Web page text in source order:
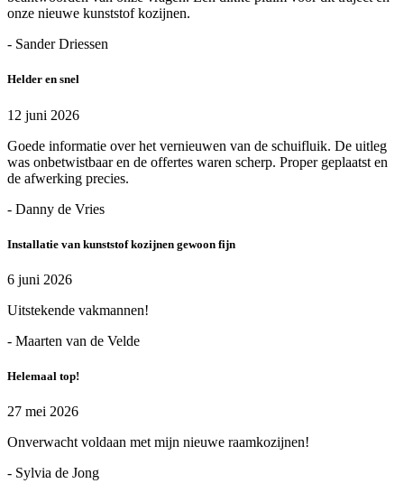
onze nieuwe kunststof kozijnen.
- Sander Driessen
Helder en snel
12 juni 2026
Goede informatie over het vernieuwen van de schuifluik. De uitleg
was onbetwistbaar en de offertes waren scherp. Proper geplaatst en
de afwerking precies.
- Danny de Vries
Installatie van kunststof kozijnen gewoon fijn
6 juni 2026
Uitstekende vakmannen!
- Maarten van de Velde
Helemaal top!
27 mei 2026
Onverwacht voldaan met mijn nieuwe raamkozijnen!
- Sylvia de Jong